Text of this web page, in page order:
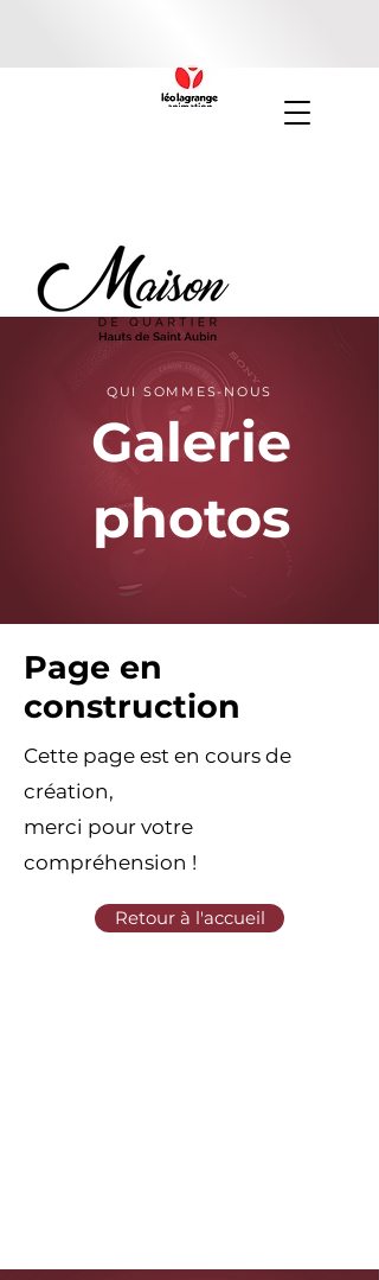
QUI SOMMES-NOUS
Galerie
photos
Page en
construction
Cette page est en cours de
création,
merci pour votre
compréhension !
Retour à l'accueil